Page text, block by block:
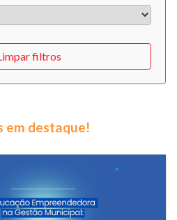
filtros
em destaque!